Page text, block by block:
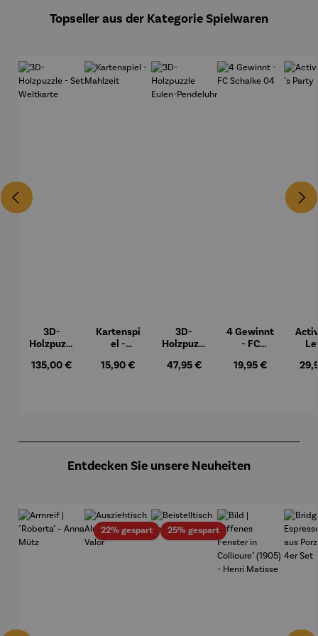
Topseller aus der Kategorie Spielwaren
3D-
Holzpuzzl
Weltkarte
Regulärer Preis:
135,00 €
Kartenspi
el -
Regulärer Preis:
15,90 €
3D-
Holzpuzzl
Pendeluhr
Regulärer Preis:
47,95 €
4 Gewinnt
- FC
04
Regulärer Preis:
19,95 €
Entdecken Sie unsere Neuheiten
22% gespartRabatt25% gespartRabatt